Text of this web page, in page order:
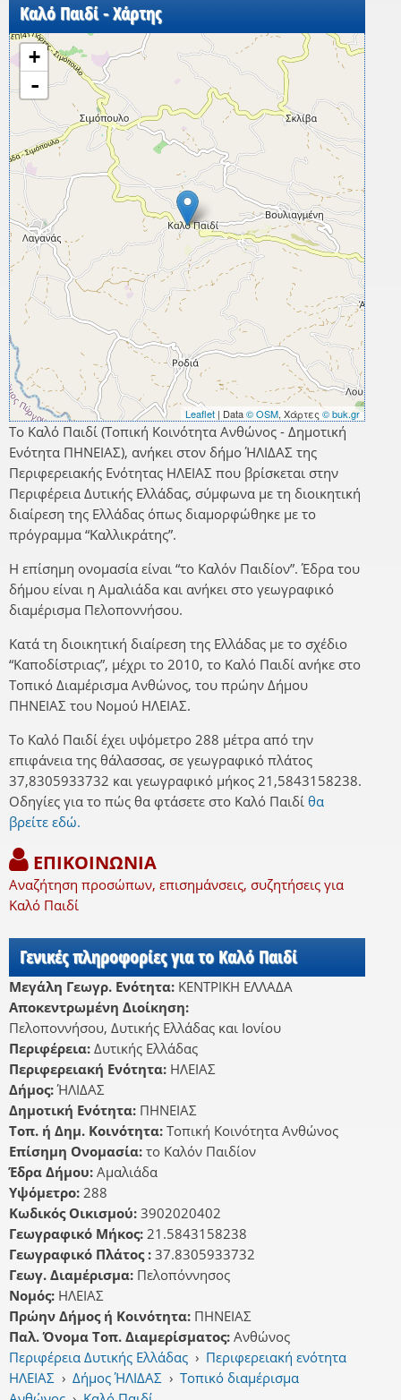
Καλό Παιδί - Χάρτης
+
-
Leaflet | Data© OSM, Χάρτες © buk.gr
Το Καλό Παιδί (Τοπική Κοινότητα Ανθώνος - Δημοτική
Ενότητα ΠΗΝΕΙΑΣ), ανήκει στον δήμο ΉΛΙΔΑΣ της
Περιφερειακής Ενότητας ΗΛΕΙΑΣ που βρίσκεται στην
Περιφέρεια Δυτικής Ελλάδας, σύμφωνα με τη διοικητική
διαίρεση της Ελλάδας όπως διαμορφώθηκε με το
πρόγραμμα “Καλλικράτης”.
Η επίσημη ονομασία είναι “το Καλόν Παιδίον”. Έδρα του
δήμου είναι η Αμαλιάδα και ανήκει στο γεωγραφικό
διαμέρισμα Πελοποννήσου.
Κατά τη διοικητική διαίρεση της Ελλάδας με το σχέδιο
“Καποδίστριας”, μέχρι το 2010, το Καλό Παιδί ανήκε στο
Τοπικό Διαμέρισμα Ανθώνος, του πρώην Δήμου
ΠΗΝΕΙΑΣ του Νομού ΗΛΕΙΑΣ.
Το Καλό Παιδί έχει υψόμετρο 288 μέτρα από την
επιφάνεια της θάλασσας, σε γεωγραφικό πλάτος
37,8305933732 και γεωγραφικό μήκος 21,5843158238.
Οδηγίες για το πώς θα φτάσετε στο Καλό Παιδί θα
βρείτε εδώ.
ΕΠΙΚΟΙΝΩΝΙΑ
Αναζήτηση προσώπων, επισημάνσεις, συζητήσεις για
Καλό Παιδί
Γενικές πληροφορίες για το Καλό Παιδί
Μεγάλη Γεωγρ. Ενότητα: ΚΕΝΤΡΙΚΗ ΕΛΛΑΔΑ
Αποκεντρωμένη Διοίκηση:
Πελοποννήσου, Δυτικής Ελλάδας και Ιονίου
Περιφέρεια: Δυτικής Ελλάδας
Περιφερειακή Ενότητα: ΗΛΕΙΑΣ
Δήμος:ΉΛΙΔΑΣ
Δημοτική Ενότητα: ΠΗΝΕΙΑΣ
Τοπ. ή Δημ. Κοινότητα: Τοπική Κοινότητα Ανθώνος
Επίσημη Ονομασία: το Καλόν Παιδίον
Έδρα Δήμου: Αμαλιάδα
Υψόμετρο: 288
Κωδικός Οικισμού: 3902020402
Γεωγραφικό Μήκος: 21.5843158238
Γεωγραφικό Πλάτος : 37.8305933732
Γεωγ. Διαμέρισμα: Πελοπόννησος
Νομός: ΗΛΕΙΑΣ
Πρώην Δήμος ή Κοινότητα: ΠΗΝΕΙΑΣ
Παλ. Όνομα Τοπ. Διαμερίσματος: Ανθώνος
Περιφέρεια Δυτικής Ελλάδας › Περιφερειακή ενότητα
ΗΛΕΙΑΣ › Δήμος ΉΛΙΔΑΣ › Τοπικό διαμέρισμα